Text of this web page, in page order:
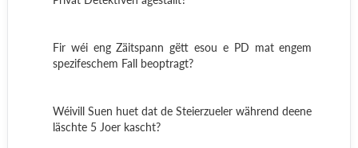
Fir wéi eng Zäitspann gëtt esou e PD mat engem
spezifeschem Fall beoptragt?
Wéivill Suen huet dat de Steierzueler während deene
läschte 5 Joer kascht?